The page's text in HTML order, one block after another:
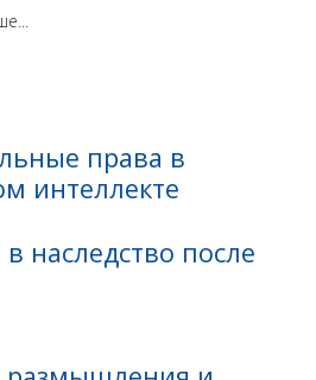
права в
интеллекте
в наследство после